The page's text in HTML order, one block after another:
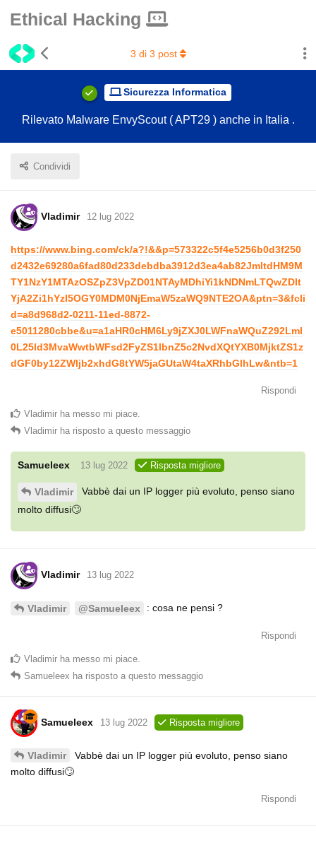
Ethical Hacking
Sicurezza Informatica
Rilevato Malware EnvyScout ( APT29 ) anche in Italia .
Condividi
3 di 3 post
Vladimir 12 lug 2022
https://www.bing.com/ck/a?!&&p=573322c5f4e5256b0d3f250
d2432e69280a6fad80d233debdba3912d3ea4ab82JmltdHM9M
TY1NzY1MTAzOSZpZ3VpZD01NTAyMDhiYi1kNDNmLTQwZDIt
YjA2Zi1hYzI5OGY0MDM0NjEmaW5zaWQ9NTE2OA&ptn=3&fcli
d=a8d968d2-0211-11ed-8872-
e5011280cbbe&u=a1aHR0cHM6Ly9jZXJ0LWFnaWQuZ292Lml
0L25ld3MvaWwtbWFsd2FyZS1lbnZ5c2NvdXQtYXB0MjktZS1z
dGF0by12ZWljb2xhdG8tYW5jaGUtaW4taXRhbGlhLw&ntb=1
Rispondi
Vladimir ha messo mi piace
Vladimir ha risposto a questo messaggio
Samueleex 13 lug 2022 Risposta migliore
Vladimir
Vabbè dai un IP logger più evoluto, penso siano
molto diffusi🙄
Vladimir 13 lug 2022
Vladimir @Samueleex : cosa ne pensi ?
Rispondi
Vladimir ha messo mi piace
Samueleex ha risposto a questo messaggio
Samueleex 13 lug 2022 Risposta migliore
Vladimir
Vabbè dai un IP logger più evoluto, penso siano
molto diffusi🙄
Rispondi